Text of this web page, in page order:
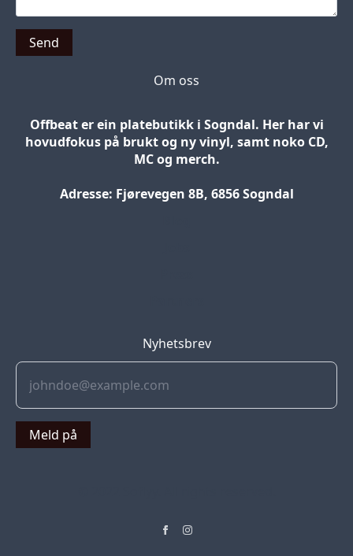
Send
Om oss
Offbeat er ein platebutikk i Sogndal. Her har vi
hovudfokus på brukt og ny vinyl, samt noko CD,
MC og merch.
Adresse: Fjørevegen 8B, 6856 Sogndal
Nyhetsbrev
Meld på